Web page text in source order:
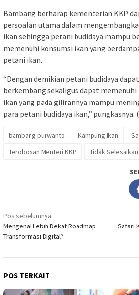
Bambang berharap kementerian KKP
persoalan utama dalam
ikan sehingga petani budidaya mampu
memenuhi konsumsi ikan yang
petani ikan.
“Dengan demikian petani budidaya
berkembang sekaligus dapat
ikan yang pada gilirannya mampu
para petani budidaya ikan,” pungkasnya.
bambang purwanto Kampung Ikan
Terobosan Menteri KKP
Tidak Selesaikan
Navigasi
pos
Pos sebelumnya
Mengenal Lebih Dekat Roadmap
Transformasi Digital?
Safari
POS TERKAIT